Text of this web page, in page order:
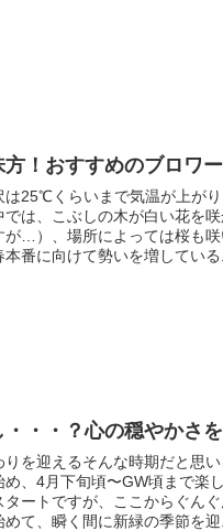
！おすすめのブロワー
は25℃くらいまで気温が上が
では、こぶしの木が白い花を
が…）、場所によっては桜も
番に向けて勢いを増している
・・？心の穏やかさ
を迎えるそんな時期だと思
、4月下旬頃〜GW頃まで楽
ートですが、ここからぐんぐ
て、瞬く間に新緑の季節を迎